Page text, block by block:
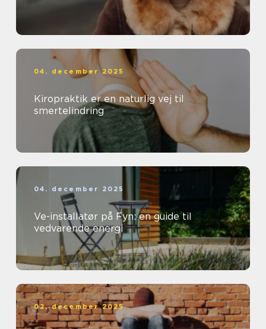
04. december 2025
Kiropraktik er en naturlig vej til
smertelindring
04. december 2025
Ve-installatør på Fyn: en guide til
vedvarende energi
02. december 2025